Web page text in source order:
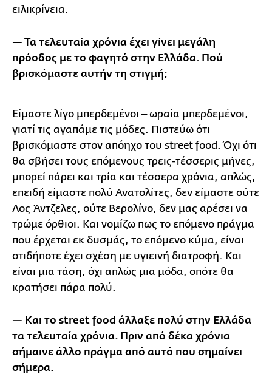
ειλικρίνεια.
— Τα τελευταία χρόνια έχει γίνει μεγάλη
πρόοδος με το φαγητό στην Ελλάδα. Πού
βρισκόμαστε αυτήν τη στιγμή;
Είμαστε λίγο μπερδεμένοι ‒ ωραία μπερδεμένοι,
γιατί τις αγαπάμε τις μόδες. Πιστεύω ότι
βρισκόμαστε στον απόηχο του street food. Όχι ότι
θα σβήσει τους επόμενους τρεις-τέσσερις μήνες,
μπορεί πάρει και τρία και τέσσερα χρόνια, απλώς,
επειδή είμαστε πολύ Ανατολίτες, δεν είμαστε ούτε
Λος Άντζελες, ούτε Βερολίνο, δεν μας αρέσει να
τρώμε όρθιοι. Και νομίζω πως το επόμενο πράγμα
που έρχεται εκ δυσμάς, το επόμενο κύμα, είναι
οτιδήποτε έχει σχέση με υγιεινή διατροφή. Και
είναι μια τάση, όχι απλώς μια μόδα, οπότε θα
κρατήσει πάρα πολύ.
— Και το street food άλλαξε πολύ στην Ελλάδα
τα τελευταία χρόνια. Πριν από δέκα χρόνια
σήμαινε άλλο πράγμα από αυτό που σημαίνει
σήμερα.